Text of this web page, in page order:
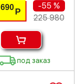
690 Р
-55 %
225 980
под заказ